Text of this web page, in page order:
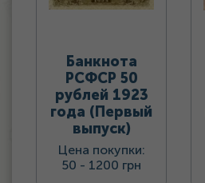
Банкнота
РСФСР 50
рублей 1923
года (Первый
выпуск)
Цена покупки:
50 - 1200 грн